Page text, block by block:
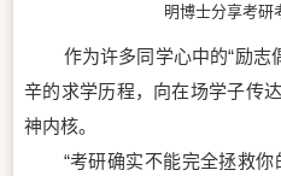
明博士分享考研
作为许多同学心中的“励志
辛的求学历程，向在场学子传
神内核。
“考研确实不能完全拯救